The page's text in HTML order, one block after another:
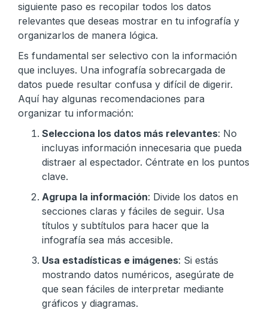
siguiente paso es recopilar todos los datos
relevantes que deseas mostrar en tu infografía y
organizarlos de manera lógica.
Es fundamental ser selectivo con la información
que incluyes. Una infografía sobrecargada de
datos puede resultar confusa y difícil de digerir.
Aquí hay algunas recomendaciones para
organizar tu información:
Selecciona los datos más relevantes: No
incluyas información innecesaria que pueda
distraer al espectador. Céntrate en los puntos
clave.
Agrupa la información: Divide los datos en
secciones claras y fáciles de seguir. Usa
títulos y subtítulos para hacer que la
infografía sea más accesible.
Usa estadísticas e imágenes: Si estás
mostrando datos numéricos, asegúrate de
que sean fáciles de interpretar mediante
gráficos y diagramas.